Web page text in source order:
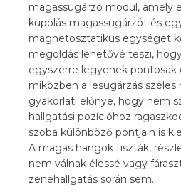
magassugárzó modul, amely
kupolás magassugárzót és
magnetosztatikus egységet
megoldás lehetővé teszi,
egyszerre legyenek
miközben a lesugárzás széles
gyakorlati előnye, hogy nem
hallgatási pozícióhoz
szoba különböző pontjain is
A magas hangok tiszták,
nem válnak élessé vagy
zenehallgatás során sem.